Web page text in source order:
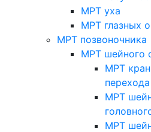
МРТ уха
МРТ глазных
МРТ позвоночника
МРТ шейного
МРТ
перехода
МРТ
МРТ